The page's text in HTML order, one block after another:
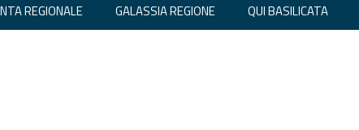
REGIONALE GALASSIA REGIONE QUI BASILICATA